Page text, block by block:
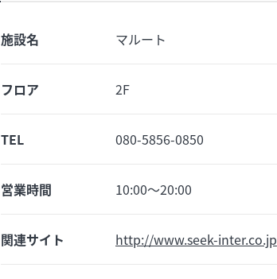
施設名 マルート
フロア 2F
TEL 080-5856-0850
営業時間 10:00～20:00
関連サイト http://www.seek-inter.co.jp